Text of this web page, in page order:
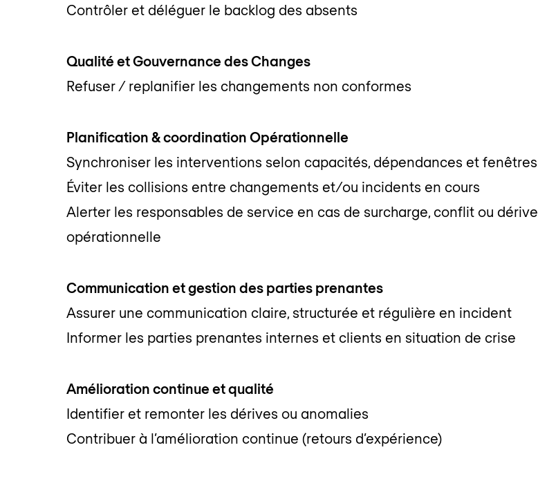
Contrôler et déléguer le backlog des absents
Qualité et Gouvernance des Changes
Refuser / replanifier les changements non conformes
Planification & coordination Opérationnelle
Synchroniser les interventions selon capacités, dépendances et fenêtres
Éviter les collisions entre changements et/ou incidents en cours
Alerter les responsables de service en cas de surcharge, conflit ou dérive
opérationnelle
Communication et gestion des parties prenantes
Assurer une communication claire, structurée et régulière en incident
Informer les parties prenantes internes et clients en situation de crise
Amélioration continue et qualité
Identifier et remonter les dérives ou anomalies
Contribuer à l’amélioration continue (retours d’expérience)